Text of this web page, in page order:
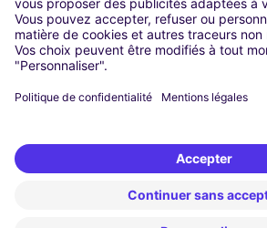
Rome
Turin
Vienne
Berlin
Düsseldorf